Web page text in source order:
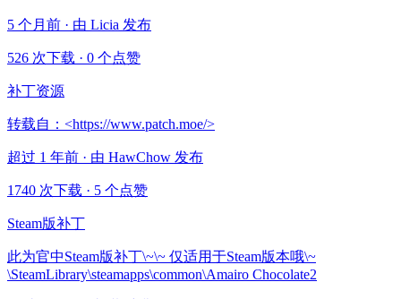
5 个月前 · 由 Licia 发布
526 次下载 · 0 个点赞
补丁资源
转载自：<https://www.patch.moe/>
超过 1 年前 · 由 HawChow 发布
1740 次下载 · 5 个点赞
Steam版补丁
此为官中Steam版补丁\~\~ 仅适用于Steam版本哦\~
\SteamLibrary\steamapps\common\Amairo Chocolate2